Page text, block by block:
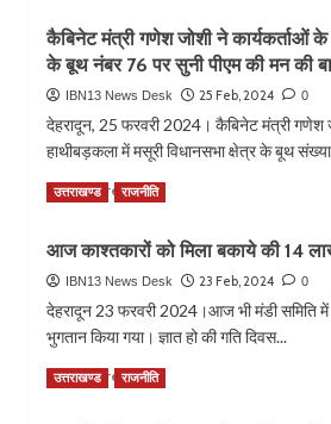
सारा
खान
पहुंची
स्टूडियो
हरिद्वार
सोने
का
लगवाने।
कैबिनेट मंत्री गणेश जोशी ने कार्यकर्ताओं
के बूथ नंबर 76 पर सुनी पीएम की मन की
IBN13 News Desk 25 Feb, 2024 0
देहरादून, 25 फरवरी 2024। कैबिनेट मंत्री गणेश
हाथीबड़कला में मसूरी विधानसभा क्षेत्र के बूथ
Read MoreRead
कैबिनेट
मंत्री
जोशी
ने
कार्यकर्ताओं
के
उत्तराखण्ड राजनीति
आज काश्तकारों को मिला बकाये की 14
IBN13 News Desk 23 Feb, 2024 0
देहरादून 23 फरवरी 2024।आज भी मंडी समिति में
भुगतान किया गया। ज्ञात हो की गति दिवस...
Read MoreRead
उत्तराखण्ड राजनीति